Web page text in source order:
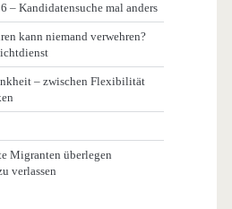
– Kandidatensuche mal anders
kann niemand verwehren?
– zwischen Flexibilität
Migranten überlegen
verlassen